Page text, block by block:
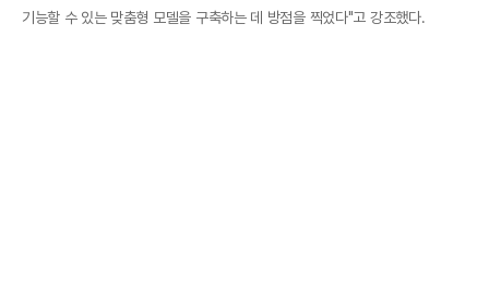
기능할 수 있는 맞춤형 모델을 구축하는 데 방점을 찍었다"고 강조했다.